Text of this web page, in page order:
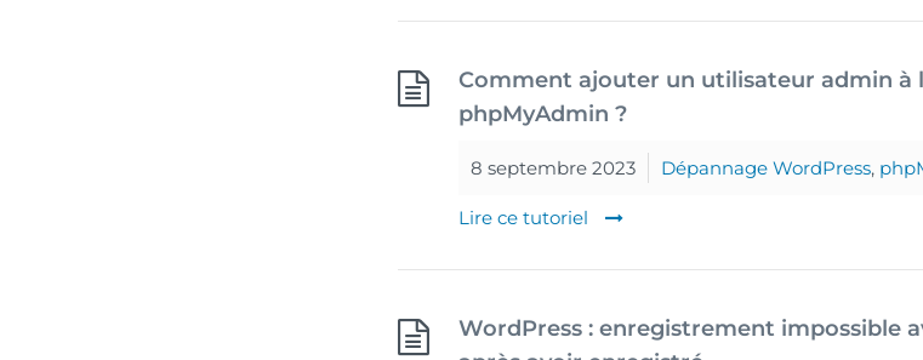
Comment ajouter un utilisateur admin à
phpMyAdmin ?
8 septembre 2023 Dépannage WordPress,
Lire ce tutoriel
WordPress : enregistrement impossible